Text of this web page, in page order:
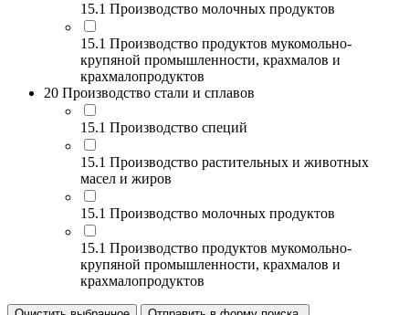
15.1 Производство молочных продуктов
15.1 Производство продуктов мукомольно-
крупяной промышленности, крахмалов и
крахмалопродуктов
20 Производство стали и сплавов
15.1 Производство специй
15.1 Производство растительных и животных
масел и жиров
15.1 Производство молочных продуктов
15.1 Производство продуктов мукомольно-
крупяной промышленности, крахмалов и
крахмалопродуктов